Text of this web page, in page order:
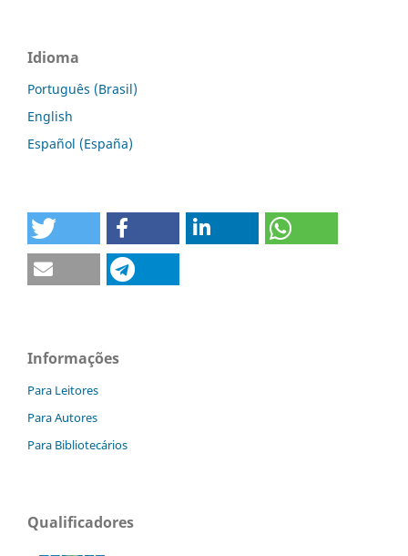
Idioma
Português (Brasil)
English
Español (España)
Informações
Para Leitores
Para Autores
Para Bibliotecários
Qualificadores